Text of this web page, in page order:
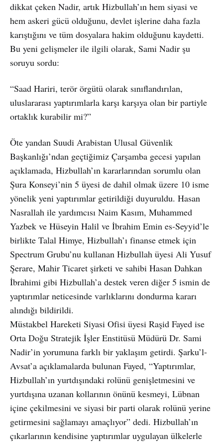
dikkat çeken Nadir, artık Hizbullah’ın hem siyasi ve
hem askeri gücü olduğunu, devlet işlerine daha fazla
karıştığını ve tüm dosyalara hakim olduğunu kaydetti.
Bu yeni gelişmeler ile ilgili olarak, Sami Nadir şu
soruyu sordu:
“Saad Hariri, terör örgütü olarak sınıflandırılan,
uluslararası yaptırımlarla karşı karşıya olan bir partiyle
ortaklık kurabilir mi?”
Öte yandan Suudi Arabistan Ulusal Güvenlik
Başkanlığı’ndan geçtiğimiz Çarşamba gecesi yapılan
açıklamada, Hizbullah’ın kararlarından sorumlu olan
Şura Konseyi’nin 5 üyesi de dahil olmak üzere 10 isme
yönelik yeni yaptırımlar getirildiği duyuruldu. Hasan
Nasrallah ile yardımcısı Naim Kasım, Muhammed
Yazbek ve Hüseyin Halil ve İbrahim Emin es-Seyyid’le
birlikte Talal Himye, Hizbullah’ı finanse etmek için
Spectrum Grubu’nu kullanan Hizbullah üyesi Ali Yusuf
Şerare, Mahir Ticaret şirketi ve sahibi Hasan Dahkan
İbrahimi gibi Hizbullah’a destek veren diğer 5 ismin de
yaptırımlar neticesinde varlıklarını dondurma kararı
alındığı bildirildi.
Müstakbel Hareketi Siyasi Ofisi üyesi Raşid Fayed ise
Orta Doğu Stratejik İşler Enstitüsü Müdürü Dr. Sami
Nadir’in yorumuna farklı bir yaklaşım getirdi. Şarku’l-
Avsat’a açıklamalarda bulunan Fayed, “Yaptırımlar,
Hizbullah’ın yurtdışındaki rolünü genişletmesini ve
yurtdışına uzanan kollarının önünü kesmeyi, Lübnan
içine çekilmesini ve siyasi bir parti olarak rolünü yerine
getirmesini sağlamayı amaçlıyor” dedi. Hizbullah’ın
çıkarlarının kendisine yaptırımlar uygulayan ülkelerle